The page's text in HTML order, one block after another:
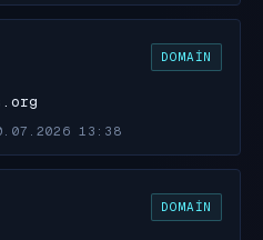
DOMAIN
13:38
DOMAIN